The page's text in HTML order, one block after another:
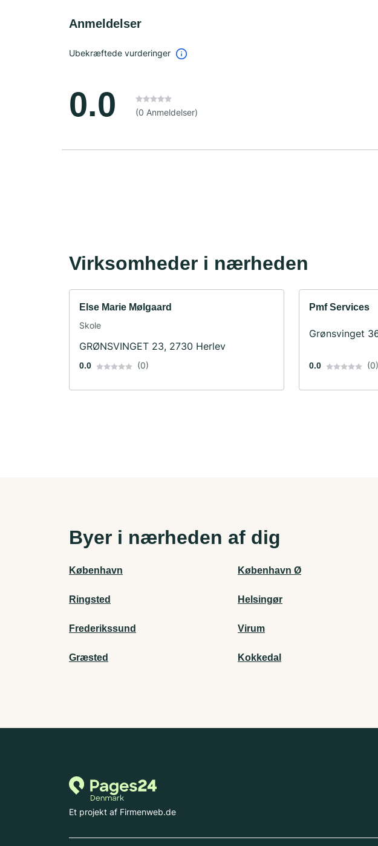
Anmeldelser
Ubekræftede vurderinger
0.0 (0 Anmeldelser)
Virksomheder i nærheden
Else Marie Mølgaard
Skole
GRØNSVINGET 23, 2730 Herlev
0.0 (0)
Pmf Services
Grønsvinget
0.0 (0)
Byer i nærheden af dig
København København Ø
Ringsted Helsingør
Frederikssund Virum
Græsted Kokkedal
Et projekt af Firmenweb.de